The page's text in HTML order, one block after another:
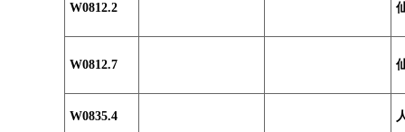
W0812.2
W0812.7
W0835.4